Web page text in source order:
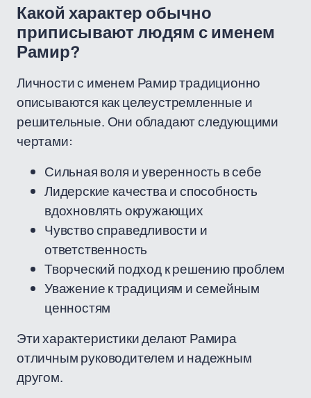
Какой характер обычно
приписывают людям с именем
Рамир?
Личности с именем Рамир традиционно
описываются как целеустремленные и
решительные. Они обладают следующими
чертами:
Сильная воля и уверенность в себе
Лидерские качества и способность
вдохновлять окружающих
Чувство справедливости и
ответственность
Творческий подход к решению проблем
Уважение к традициям и семейным
ценностям
Эти характеристики делают Рамира
отличным руководителем и надежным
другом.